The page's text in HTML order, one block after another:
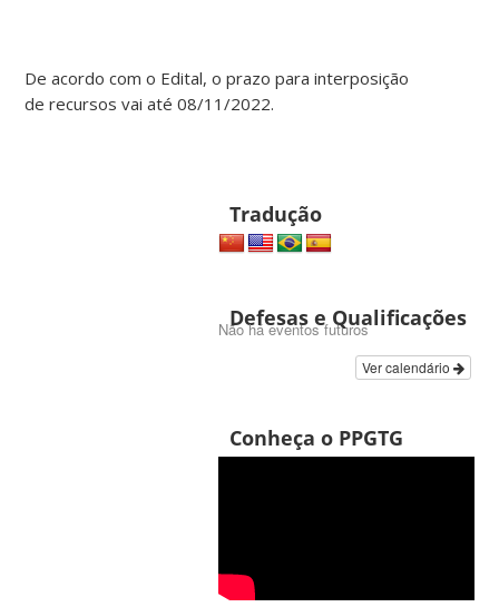
De acordo com o Edital, o prazo para interposição
de recursos vai até 08/11/2022.
Tradução
Defesas e Qualificações
Não há eventos futuros
Ver calendário
Conheça o PPGTG